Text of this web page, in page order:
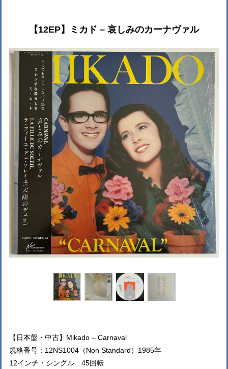
【12EP】ミカド – 哀しみのカーナヴァル
【日本盤・中古】Mikado ‎– Carnaval
規格番号：12NS1004（Non Standard）1985年
12インチ・シングル 45回転